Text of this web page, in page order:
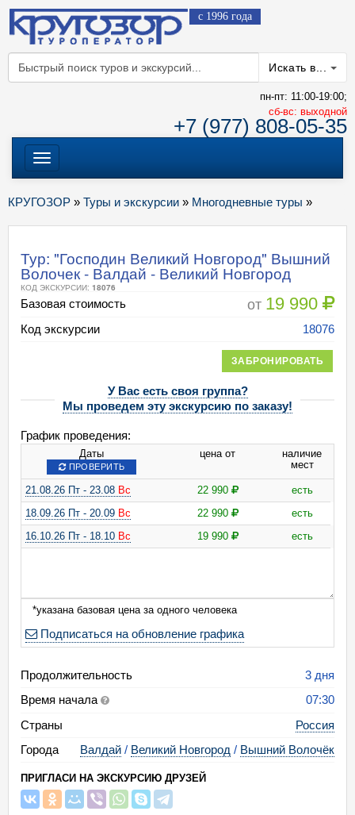
с 1996 года
Искать в...
пн-пт: 11:00-19:00;
cб-вс: выходной
+7 (977) 808-05-35
Меню
КРУГОЗОР » Туры и экскурсии » Многодневные туры »
Тур: "Господин Великий Новгород" Вышний
Волочек - Валдай - Великий Новгород
КОД ЭКСКУРСИИ: 18076
Базовая стоимость от 19 990
Код экскурсии 18076
ЗАБРОНИРОВАТЬ
У Вас есть своя группа?
Мы проведем эту экскурсию по заказу!
График проведения:
Даты
ПРОВЕРИТЬ
цена от
наличие
мест
21.08.26 Пт - 23.08 Вс 22 990
есть
18.09.26 Пт - 20.09 Вс 22 990
есть
16.10.26 Пт - 18.10 Вс 19 990 есть
*указана базовая цена за одного человека
Подписаться на обновление графика
Продолжительность
3 дня
Время начала
07:30
Страны
Россия
Города
Валдай / Великий Новгород / Вышний Волочёк
ПРИГЛАСИ НА ЭКСКУРСИЮ ДРУЗЕЙ